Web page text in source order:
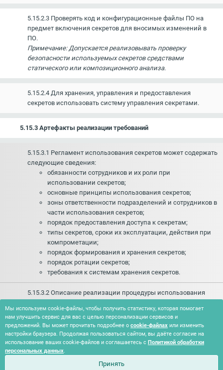
5.15.2.3 Проверять код и конфигурационные файлы ПО на
предмет включения секретов для вносимых изменений в
ПО.
Примечание: Допускается реализовывать проверку
безопасности используемых секретов средствами
статического или композиционного анализа.
5.15.2.4 Для хранения, управления и предоставления
секретов использовать систему управления секретами.
5.15.3 Артефакты реализации требований
5.15.3.1 Регламент использования секретов может содержать
следующие сведения:
обязанности сотрудников и их роли при
использовании секретов;
основные принципы использования секретов;
зоны ответственности подразделений и сотрудников в
части использования секретов;
порядок предоставления доступа к секретам;
типы секретов, сроки их эксплуатации, действия при
компрометации;
порядок формирования и хранения секретов;
порядок ротации секретов;
требования к системам хранения секретов.
5.15.3.2 Описание реализации процедуры использования
порядок подписи исполняемого кода ПО (например, с
использованием цифровых сертификатов);
порядок подписи исходного кода (например, с
использованием цифровых сертификатов).
Мы используем cookie-файлы, чтобы получить статистику, которая помогает
нам улучшить сервис для вас с целью персонализации сервисов и
предложений. Вы может прочитать подробнее о cookie-файлах или изменить
настройки браузера. Продолжая пользоваться сайтом, вы даёте согласие на
использование ваших cookie-файлов и соглашаетесь с Политикой обработки
персональных данных.
Принять